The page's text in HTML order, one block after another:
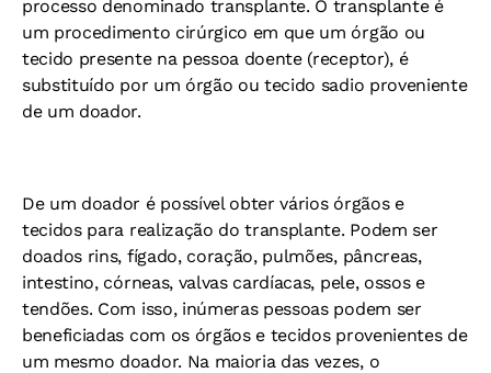
processo denominado transplante. O transplante é
um procedimento cirúrgico em que um órgão ou
tecido presente na pessoa doente (receptor), é
substituído por um órgão ou tecido sadio proveniente
de um doador.
De um doador é possível obter vários órgãos e
tecidos para realização do transplante. Podem ser
doados rins, fígado, coração, pulmões, pâncreas,
intestino, córneas, valvas cardíacas, pele, ossos e
tendões. Com isso, inúmeras pessoas podem ser
beneficiadas com os órgãos e tecidos provenientes de
um mesmo doador. Na maioria das vezes, o